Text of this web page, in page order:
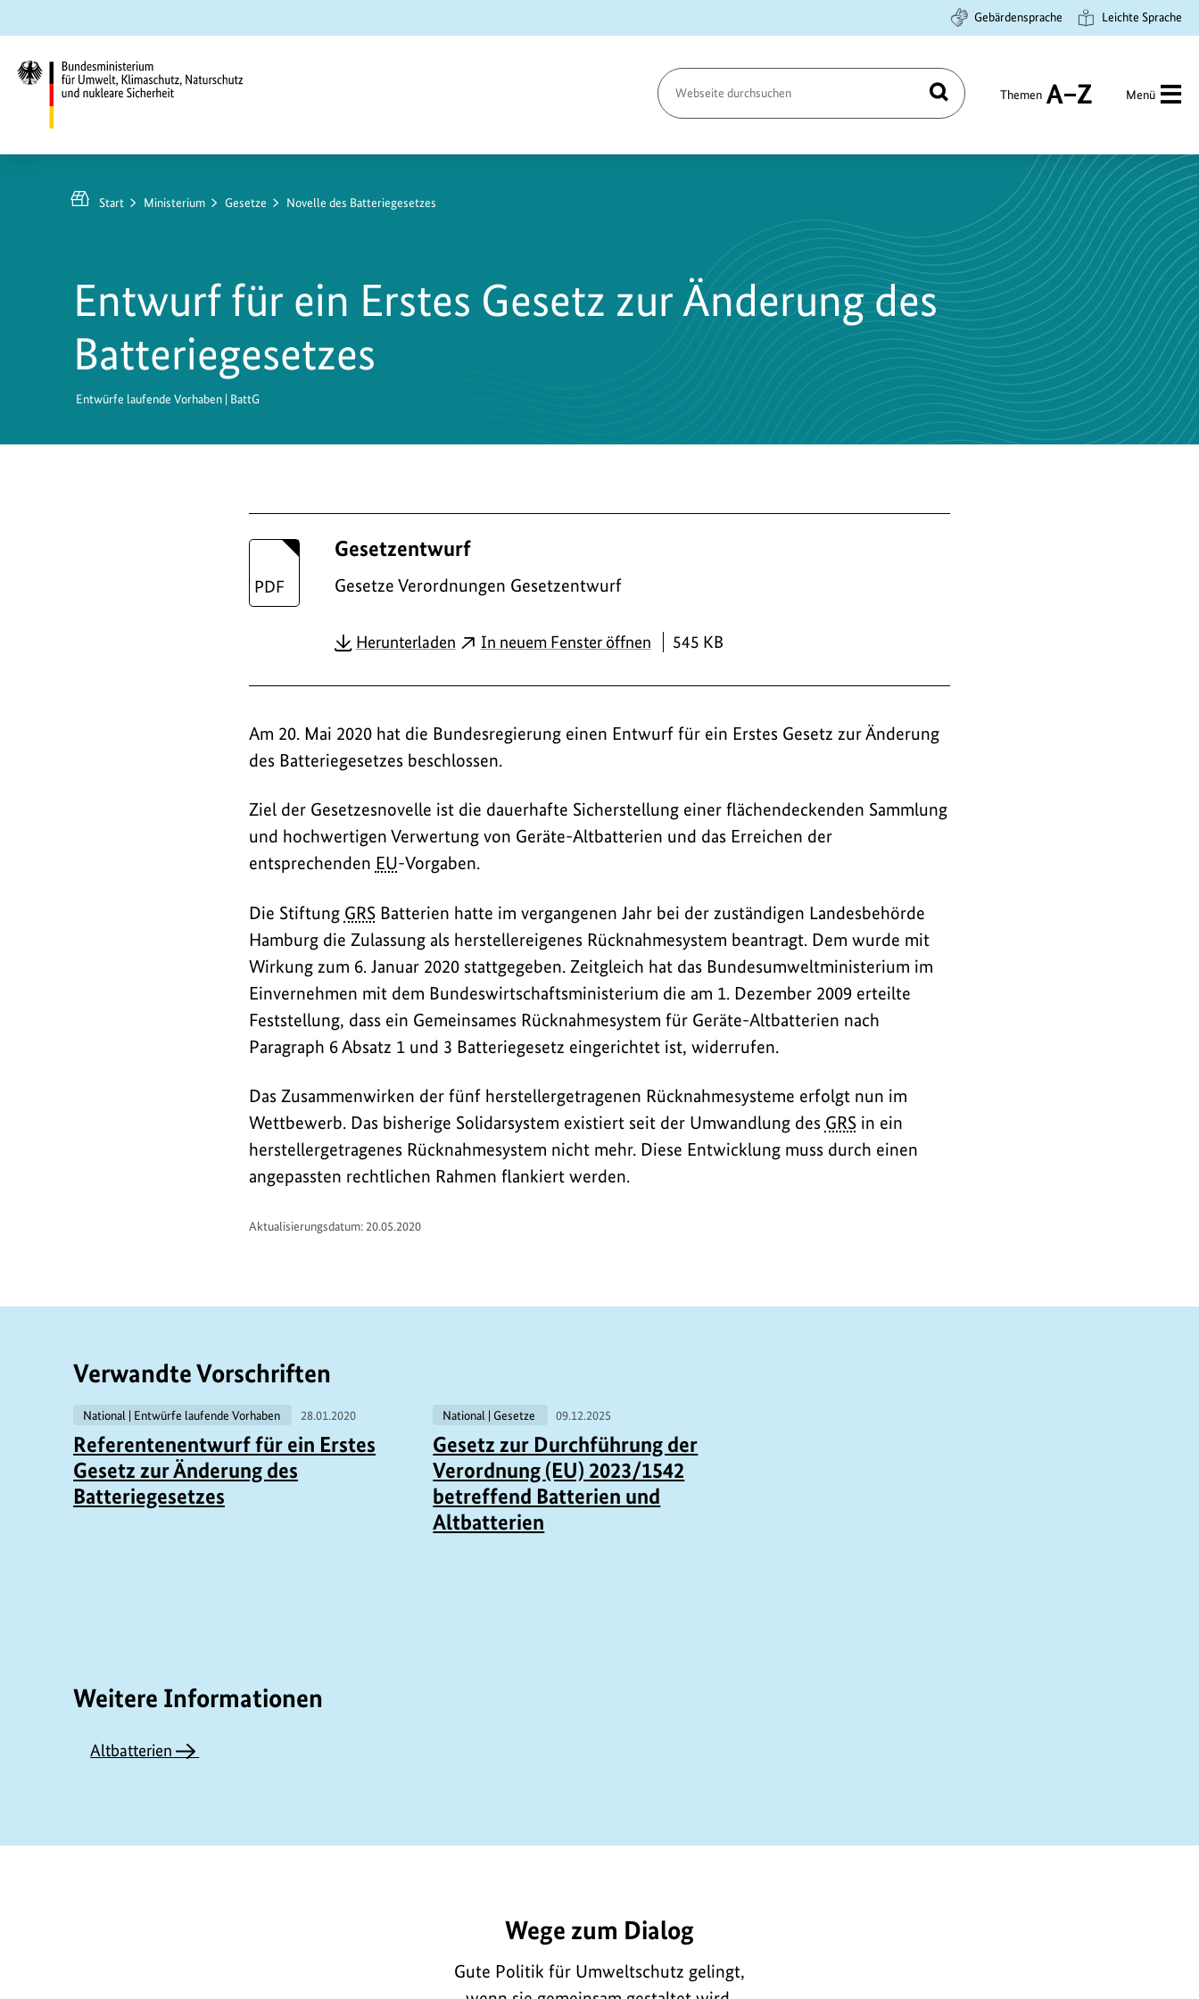
Hauptinhalt
springen
Suche
springen
Hauptnavigation
springen
Gebärdensprache Leichte Sprache
Umwelt,
Klimaschutz,
Sicherheit
Seite
durchsuchen
Suchen Themen
A
Menü
Start Ministerium Gesetze Novelle des Batteriegesetzes
Entwurf für ein Erstes Gesetz zur Änderung des
Batteriegesetzes
Entwürfe laufende Vorhaben | BattG
w
o
d
s
/
L
i
n
k
s
Gesetzentwurf
Gesetze Verordnungen Gesetzentwurf
HerunterladenPDFIn neuem Fenster öffnen 545 KB
Am 20. Mai 2020 hat die Bundesregierung einen Entwurf für ein Erstes Gesetz zur Änderung
des Batteriegesetzes beschlossen.
Ziel der Gesetzesnovelle ist die dauerhafte Sicherstellung einer flächendeckenden Sammlung
und hochwertigen Verwertung von Geräte-Altbatterien und das Erreichen der
entsprechenden EU-Vorgaben.
Die Stiftung GRSBatterien hatte im vergangenen Jahr bei der zuständigen Landesbehörde
Hamburg die Zulassung als herstellereigenes Rücknahmesystem beantragt. Dem wurde mit
Wirkung zum 6. Januar 2020 stattgegeben. Zeitgleich hat das Bundesumweltministerium im
Einvernehmen mit dem Bundeswirtschaftsministerium die am 1. Dezember 2009 erteilte
Feststellung, dass ein Gemeinsames Rücknahmesystem für Geräte-Altbatterien nach
Paragraph 6 Absatz 1 und 3 Batteriegesetz eingerichtet ist, widerrufen.
Das Zusammenwirken der fünf herstellergetragenen Rücknahmesysteme erfolgt nun im
Wettbewerb. Das bisherige Solidarsystem existiert seit der Umwandlung des GRSin ein
herstellergetragenes Rücknahmesystem nicht mehr. Diese Entwicklung muss durch einen
angepassten rechtlichen Rahmen flankiert werden.
Aktualisierungsdatum: 20.05.2020
Verwandte Vorschriften
National | Entwürfe laufende Vorhaben 28.01.2020
Referentenentwurf für ein Erstes
Gesetz zur Änderung des
Batteriegesetzes
National | Gesetze 09.12.2025
Gesetz zur Durchführung der
Verordnung (EU) 2023/1542
betreffend Batterien und
Altbatterien
Weitere Informationen
Altbatterien
Wege zum Dialog
Gute Politik für Umweltschutz gelingt,